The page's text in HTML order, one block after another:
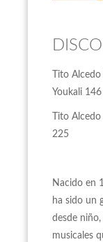
Tito
Youkali 146
Tito
225
Nacido en
ha sido un
desde
musicales